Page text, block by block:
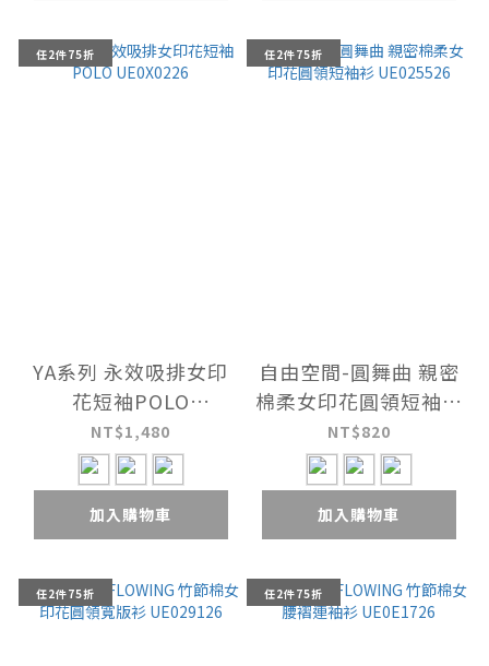
任2件75折
YA系列 永效吸排女印
花短袖POLO
UE0X0226
NT$1,480
加入購物車
任2件75折
自由空間-圓舞曲 親密
棉柔女印花圓領短袖衫
UE025526
NT$820
加入購物車
任2件75折 任2件75折